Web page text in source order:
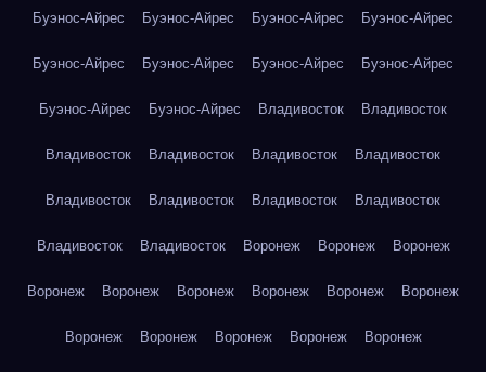
Буэнос-Айрес Буэнос-Айрес Буэнос-Айрес Буэнос-Айрес
Буэнос-Айрес Буэнос-Айрес Буэнос-Айрес Буэнос-Айрес
Буэнос-Айрес Буэнос-Айрес Владивосток Владивосток
Владивосток Владивосток Владивосток Владивосток
Владивосток Владивосток Владивосток Владивосток
Владивосток Владивосток Воронеж Воронеж Воронеж
Воронеж Воронеж Воронеж Воронеж Воронеж Воронеж
Воронеж Воронеж Воронеж Воронеж Воронеж